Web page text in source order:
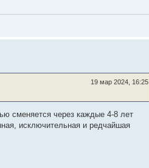
19 мар 2024, 16:25
сменяется через каждые 4-8 лет
исключительная и редчайшая